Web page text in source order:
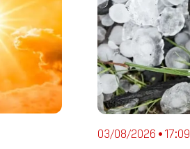
03/08/2026 • 17:09